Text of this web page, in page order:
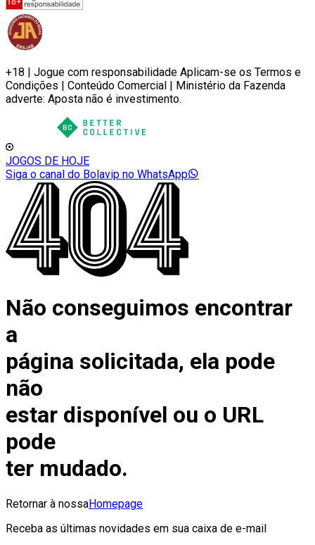
+18 | Jogue com responsabilidade Aplicam-se os Termos e
Condições | Conteúdo Comercial | Ministério da Fazenda
adverte: Aposta não é investimento.
JOGOS DE HOJE
Siga o canal do Bolavip no WhatsApp
Não conseguimos encontrar
a
página solicitada, ela pode
não
estar disponível ou o URL
pode
ter mudado.
Retornar à nossaHomepage
Receba as últimas novidades em sua caixa de e-mail